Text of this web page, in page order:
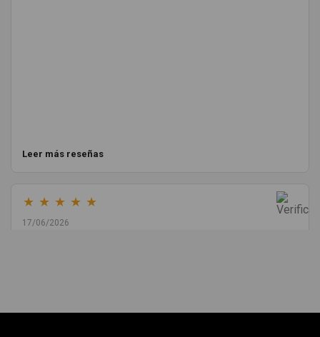
Leer más reseñas
★ ★ ★ ★ ★
17/06/2026